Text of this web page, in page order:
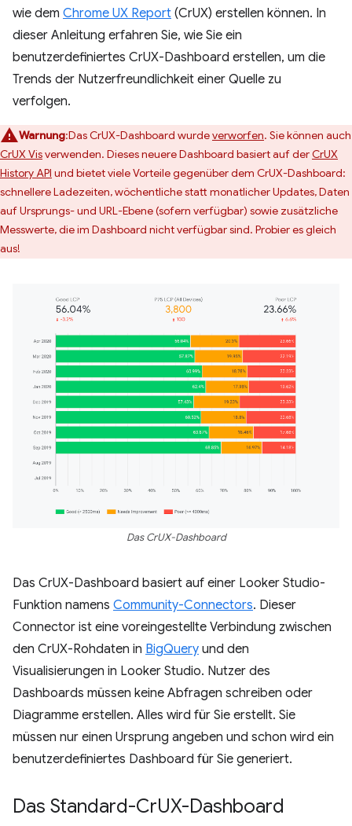
wie dem Chrome UX Report (CrUX) erstellen können. In
dieser Anleitung erfahren Sie, wie Sie ein
benutzerdefiniertes CrUX-Dashboard erstellen, um die
Trends der Nutzerfreundlichkeit einer Quelle zu
verfolgen.
Warnung:Das CrUX-Dashboard wurdeverworfen. Sie können auch
CrUX Visverwenden. Dieses neuere Dashboard basiert auf derCrUX
History API und bietet viele Vorteile gegenüber dem CrUX-Dashboard:
schnellere Ladezeiten, wöchentliche statt monatlicher Updates, Daten
auf Ursprungs- und URL-Ebene (sofern verfügbar) sowie zusätzliche
Messwerte, die im Dashboard nicht verfügbar sind. Probier es gleich
aus!
Das CrUX-Dashboard
Das CrUX-Dashboard basiert auf einer Looker Studio-
Funktion namens Community-Connectors. Dieser
Connector ist eine voreingestellte Verbindung zwischen
den CrUX-Rohdaten in BigQuery und den
Visualisierungen in Looker Studio. Nutzer des
Dashboards müssen keine Abfragen schreiben oder
Diagramme erstellen. Alles wird für Sie erstellt. Sie
müssen nur einen Ursprung angeben und schon wird ein
benutzerdefiniertes Dashboard für Sie generiert.
Das Standard-CrUX-Dashboard